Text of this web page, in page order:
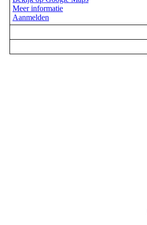
Meer informatie
Aanmelden